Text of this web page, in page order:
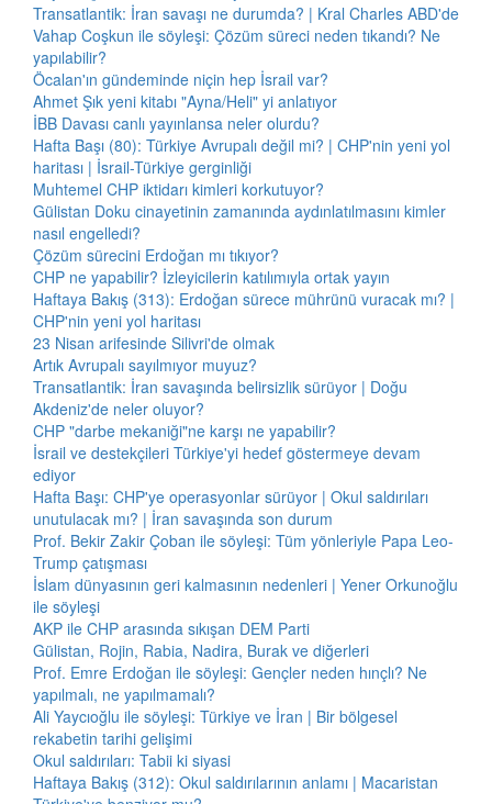
Transatlantik: İran savaşı ne durumda? | Kral Charles ABD'de
Vahap Coşkun ile söyleşi: Çözüm süreci neden tıkandı? Ne
yapılabilir?
Öcalan'ın gündeminde niçin hep İsrail var?
Ahmet Şık yeni kitabı "Ayna/Heli" yi anlatıyor
İBB Davası canlı yayınlansa neler olurdu?
Hafta Başı (80): Türkiye Avrupalı değil mi? | CHP'nin yeni yol
haritası | İsrail-Türkiye gerginliği
Muhtemel CHP iktidarı kimleri korkutuyor?
Gülistan Doku cinayetinin zamanında aydınlatılmasını kimler
nasıl engelledi?
Çözüm sürecini Erdoğan mı tıkıyor?
CHP ne yapabilir? İzleyicilerin katılımıyla ortak yayın
Haftaya Bakış (313): Erdoğan sürece mührünü vuracak mı? |
CHP'nin yeni yol haritası
23 Nisan arifesinde Silivri'de olmak
Artık Avrupalı sayılmıyor muyuz?
Transatlantik: İran savaşında belirsizlik sürüyor | Doğu
Akdeniz'de neler oluyor?
CHP "darbe mekaniği"ne karşı ne yapabilir?
İsrail ve destekçileri Türkiye'yi hedef göstermeye devam
ediyor
Hafta Başı: CHP'ye operasyonlar sürüyor | Okul saldırıları
unutulacak mı? | İran savaşında son durum
Prof. Bekir Zakir Çoban ile söyleşi: Tüm yönleriyle Papa Leo-
Trump çatışması
İslam dünyasının geri kalmasının nedenleri | Yener Orkunoğlu
ile söyleşi
AKP ile CHP arasında sıkışan DEM Parti
Gülistan, Rojin, Rabia, Nadira, Burak ve diğerleri
Prof. Emre Erdoğan ile söyleşi: Gençler neden hınçlı? Ne
yapılmalı, ne yapılmamalı?
Ali Yaycıoğlu ile söyleşi: Türkiye ve İran | Bir bölgesel
rekabetin tarihi gelişimi
Okul saldırıları: Tabii ki siyasi
Haftaya Bakış (312): Okul saldırılarının anlamı | Macaristan